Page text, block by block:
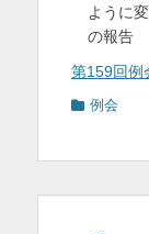
ように
の報告 (
第159回例
カ 例会